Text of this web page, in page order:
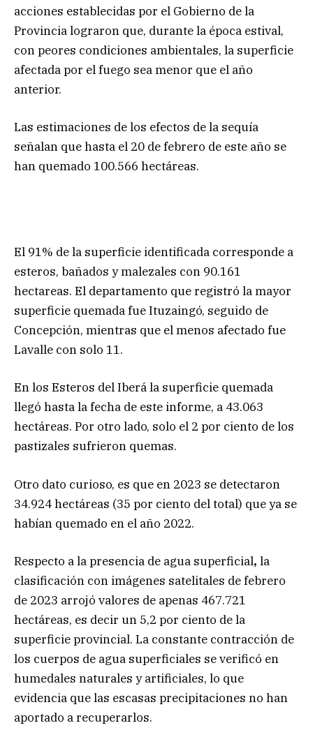
acciones establecidas por el Gobierno de la
Provincia lograron que, durante la época estival,
con peores condiciones ambientales, la superficie
afectada por el fuego sea menor que el año
anterior.
Las estimaciones de los efectos de la sequía
señalan que hasta el 20 de febrero de este año se
han quemado 100.566 hectáreas.
El 91% de la superficie identificada corresponde a
esteros, bañados y malezales con 90.161
hectareas. El departamento que registró la mayor
superficie quemada fue Ituzaingó, seguido de
Concepción, mientras que el menos afectado fue
Lavalle con solo 11.
En los Esteros del Iberá la superficie quemada
llegó hasta la fecha de este informe, a 43.063
hectáreas. Por otro lado, solo el 2 por ciento de los
pastizales sufrieron quemas.
Otro dato curioso, es que en 2023 se detectaron
34.924 hectáreas (35 por ciento del total) que ya se
habían quemado en el año 2022.
Respecto a la presencia de agua superficial, la
clasificación con imágenes satelitales de febrero
de 2023 arrojó valores de apenas 467.721
hectáreas, es decir un 5,2 por ciento de la
superficie provincial. La constante contracción de
los cuerpos de agua superficiales se verificó en
humedales naturales y artificiales, lo que
evidencia que las escasas precipitaciones no han
aportado a recuperarlos.